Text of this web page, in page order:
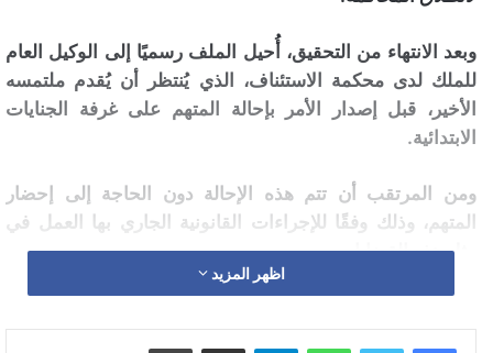
وبعد الانتهاء من التحقيق، أُحيل الملف رسميًا إلى الوكيل العام
للملك لدى محكمة الاستئناف، الذي يُنتظر أن يُقدم ملتمسه
الأخير، قبل إصدار الأمر بإحالة المتهم على غرفة الجنايات
الابتدائية.
ومن المرتقب أن تتم هذه الإحالة دون الحاجة إلى إحضار
المتهم، وذلك وفقًا للإجراءات القانونية الجاري بها العمل في
مثل هذه القضايا.
خطورة التهم الموجهة للمتهم، والتي تتعلق بجرائم جنائية ثقيلة،
اظهر المزيد
واتساب تيلقرام مشاركة عبر البريد طباعة